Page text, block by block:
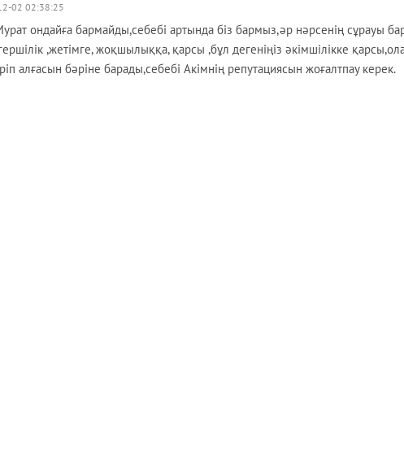
02 02:38:25
ондайға бармайды,себебі артында біз бармыз,әр нәрсенің сұрауы
,жетімге, жоқшылыққа, қарсы ,бұл дегеніңіз әкімшілікке
алғасын бәріне барады,себебі Акімнің репутациясын жоғалтпау керек.